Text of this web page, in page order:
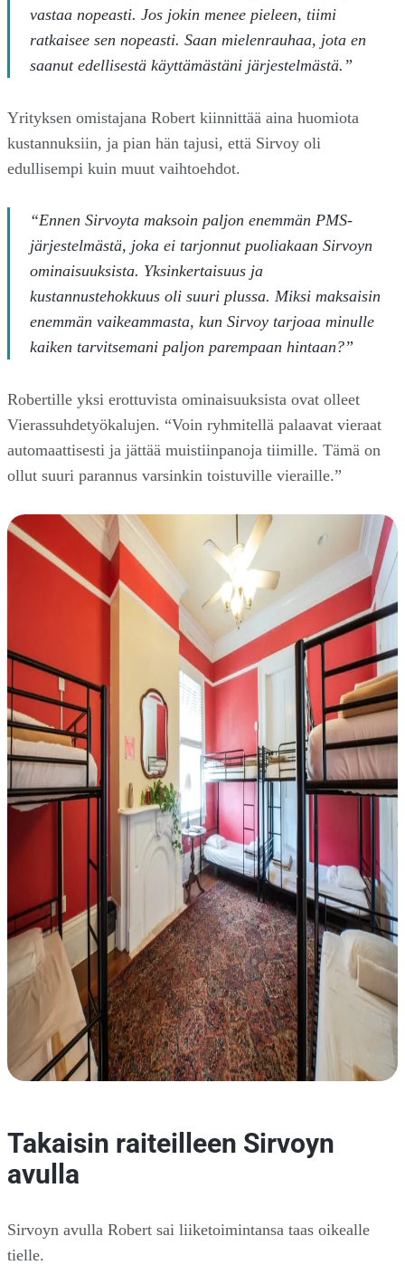
vastaa nopeasti. Jos jokin menee pieleen, tiimi
ratkaisee sen nopeasti. Saan mielenrauhaa, jota en
saanut edellisestä käyttämästäni järjestelmästä.”
Yrityksen omistajana Robert kiinnittää aina huomiota
kustannuksiin, ja pian hän tajusi, että Sirvoy oli
edullisempi kuin muut vaihtoehdot.
“Ennen Sirvoyta maksoin paljon enemmän PMS-
järjestelmästä, joka ei tarjonnut puoliakaan Sirvoyn
ominaisuuksista. Yksinkertaisuus ja
kustannustehokkuus oli suuri plussa. Miksi maksaisin
enemmän vaikeammasta, kun Sirvoy tarjoaa minulle
kaiken tarvitsemani paljon parempaan hintaan?”
Robertille yksi erottuvista ominaisuuksista ovat olleet
Vierassuhdetyökalujen. “Voin ryhmitellä palaavat vieraat
automaattisesti ja jättää muistiinpanoja tiimille. Tämä on
ollut suuri parannus varsinkin toistuville vieraille.”
Takaisin raiteilleen Sirvoyn
avulla
Sirvoyn avulla Robert sai liiketoimintansa taas oikealle
tielle.